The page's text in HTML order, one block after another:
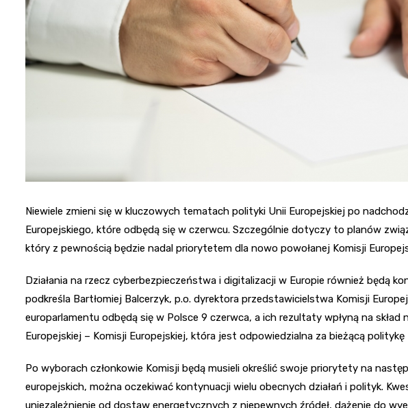
Niewiele zmieni się w kluczowych tematach polityki Unii Europejskiej po
Europejskiego, które odbędą się w czerwcu. Szczególnie dotyczy to planów
który z pewnością będzie nadal priorytetem dla nowo powołanej Komisji
Działania na rzecz cyberbezpieczeństwa i digitalizacji w Europie również będą
podkreśla Bartłomiej Balcerzyk, p.o. dyrektora przedstawicielstwa Komisji
europarlamentu odbędą się w Polsce 9 czerwca, a ich rezultaty wpłyną na
Europejskiej – Komisji Europejskiej, która jest odpowiedzialna za bieżącą
Po wyborach członkowie Komisji będą musieli określić swoje priorytety na
europejskich, można oczekiwać kontynuacji wielu obecnych działań i polityk.
uniezależnienie od dostaw energetycznych z niepewnych źródeł, dążenie do